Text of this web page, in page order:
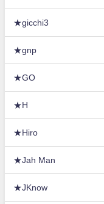
★gicchi3
★gnp
★GO
★H
★Hiro
★Jah Man
★JKnow